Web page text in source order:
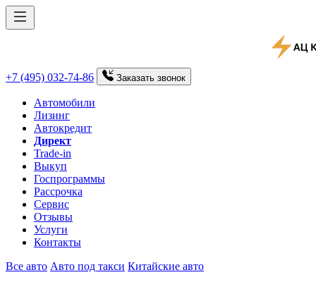
+7 (495) 032-74-86 Заказать звонок
Автомобили
Лизинг
Автокредит
Директ
Trade-in
Выкуп
Госпрограммы
Рассрочка
Сервис
Отзывы
Услуги
Контакты
Все авто Авто под такси Китайские авто